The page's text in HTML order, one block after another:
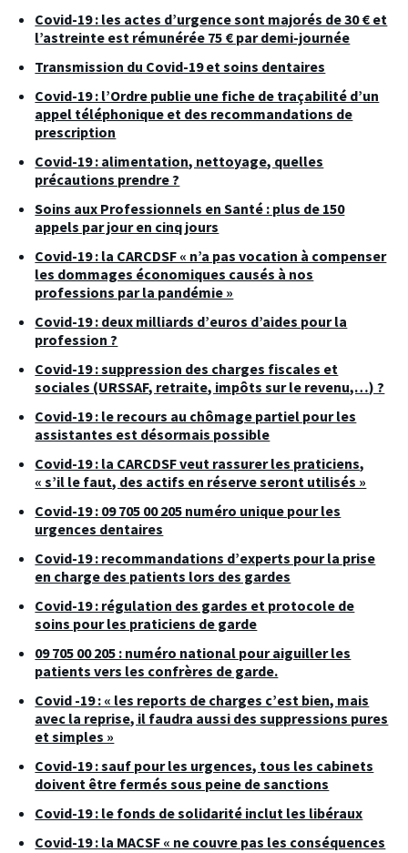
Covid-19 : les actes d’urgence sont majorés de 30 € et
l’astreinte est rémunérée 75 € par demi-journée
Transmission du Covid-19 et soins dentaires
Covid-19 : l’Ordre publie une fiche de traçabilité d’un
appel téléphonique et des recommandations de
prescription
Covid-19 : alimentation, nettoyage, quelles
précautions prendre ?
Soins aux Professionnels en Santé : plus de 150
appels par jour en cinq jours
Covid-19 : la CARCDSF « n’a pas vocation à compenser
les dommages économiques causés à nos
professions par la pandémie »
Covid-19 : deux milliards d’euros d’aides pour la
profession ?
Covid-19 : suppression des charges fiscales et
sociales (URSSAF, retraite, impôts sur le revenu,…) ?
Covid-19 : le recours au chômage partiel pour les
assistantes est désormais possible
Covid-19 : la CARCDSF veut rassurer les praticiens,
« s’il le faut, des actifs en réserve seront utilisés »
Covid-19 : 09 705 00 205 numéro unique pour les
urgences dentaires
Covid-19 : recommandations d’experts pour la prise
en charge des patients lors des gardes
Covid-19 : régulation des gardes et protocole de
soins pour les praticiens de garde
09 705 00 205 : numéro national pour aiguiller les
patients vers les confrères de garde.
Covid -19 : « les reports de charges c’est bien, mais
avec la reprise, il faudra aussi des suppressions pures
et simples »
Covid-19 : sauf pour les urgences, tous les cabinets
doivent être fermés sous peine de sanctions
Covid-19 : le fonds de solidarité inclut les libéraux
Covid-19 : la MACSF « ne couvre pas les conséquences